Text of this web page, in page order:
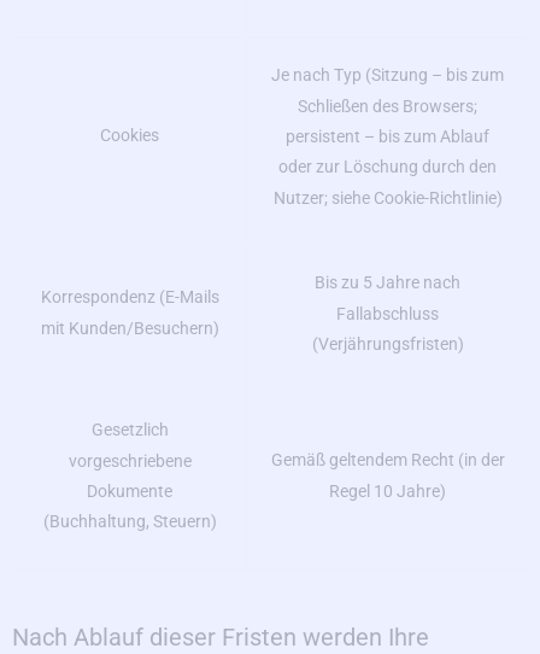
Cookies
Je nach Typ (Sitzung – bis zum
Schließen des Browsers;
persistent – bis zum Ablauf
oder zur Löschung durch den
Nutzer; siehe Cookie-Richtlinie)
Korrespondenz (E-Mails
mit Kunden/Besuchern)
Bis zu 5 Jahre nach
Fallabschluss
(Verjährungsfristen)
Gesetzlich
vorgeschriebene
Dokumente
(Buchhaltung, Steuern)
Gemäß geltendem Recht (in der
Regel 10 Jahre)
Nach Ablauf dieser Fristen werden Ihre